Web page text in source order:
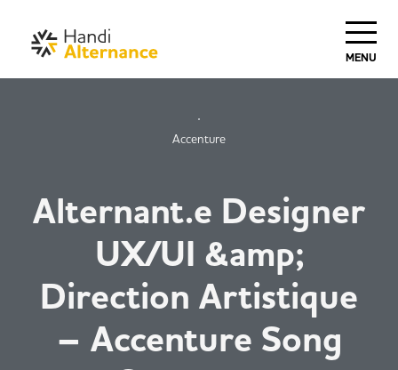
MENU
Accenture
Alternant.e Designer
UX/UI &amp;
Direction Artistique
– Accenture Song